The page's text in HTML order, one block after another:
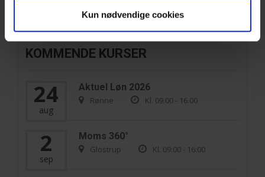
Kun nødvendige cookies
KOMMENDE KURSER
24
aug
Aktuel Løn 2026
Rønne Kl. 09.00 - 16.00
2
sep
Moms 360°
Glostrup Kl. 09:00 - 16:00